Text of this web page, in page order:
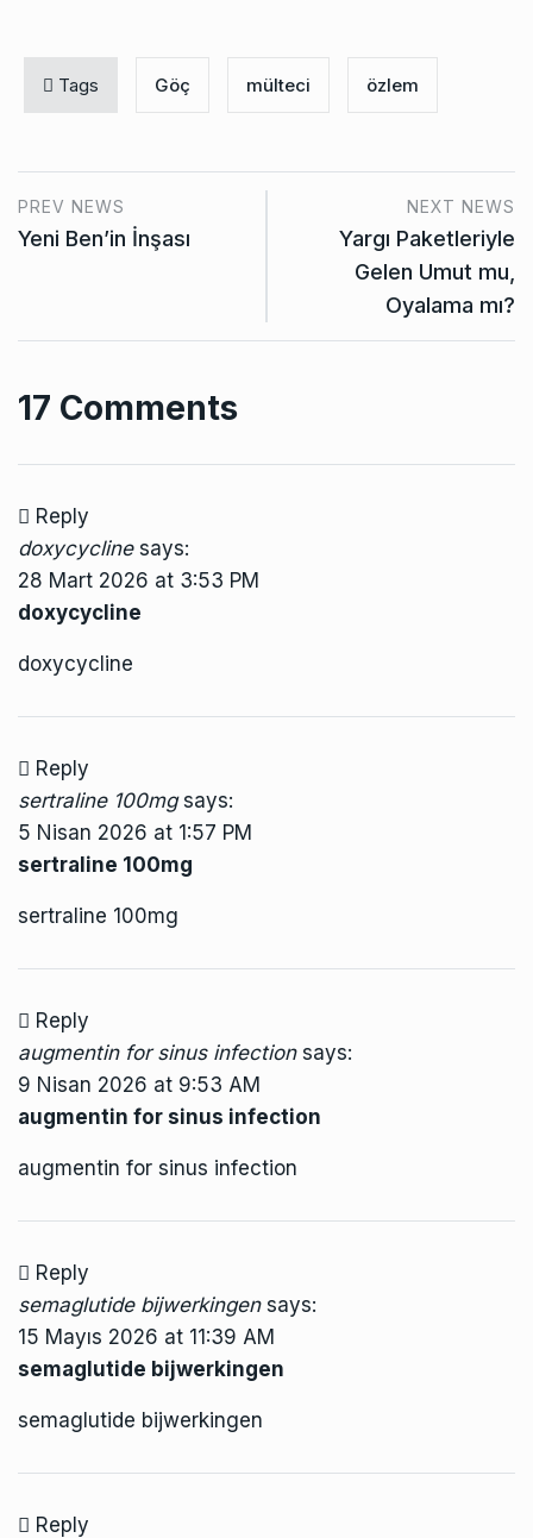
Tags Göç mülteci özlem
PREV NEWS
Yeni Ben’in İnşası
NEXT NEWS
Yargı Paketleriyle
Gelen Umut mu,
Oyalama mı?
17 Comments
Reply
doxycycline says:
28 Mart 2026 at 3:53 PM
doxycycline
doxycycline
Reply
sertraline 100mg says:
5 Nisan 2026 at 1:57 PM
sertraline 100mg
sertraline 100mg
Reply
augmentin for sinus infection says:
9 Nisan 2026 at 9:53 AM
augmentin for sinus infection
augmentin for sinus infection
Reply
semaglutide bijwerkingen says:
15 Mayıs 2026 at 11:39 AM
semaglutide bijwerkingen
semaglutide bijwerkingen
Reply